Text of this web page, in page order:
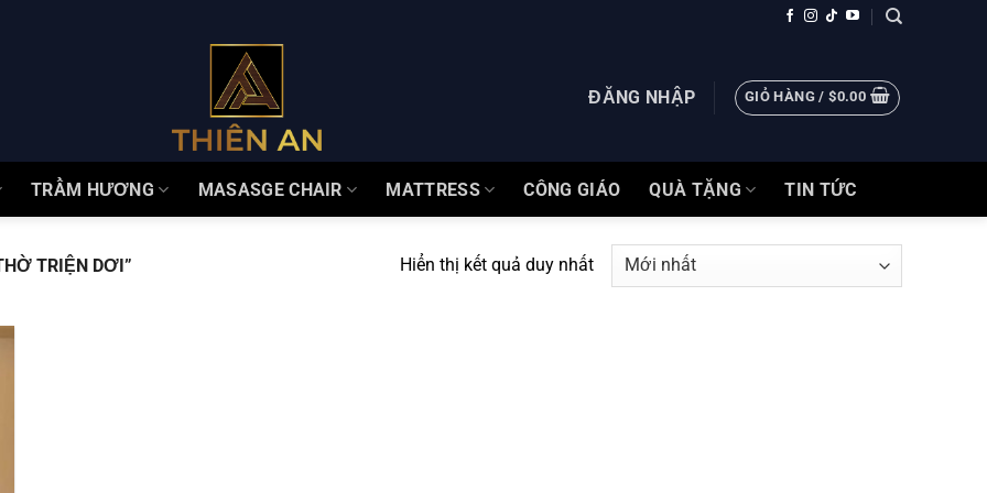
ĐĂNG NHẬP GIỎ HÀNG /$0.00
TRẦM HƯƠNG MASASGE CHAIR MATTRESS CÔNG GIÁO QUÀ TẶNG TIN TỨC
TRIỆN DƠI” Hiển thị kết quả duy nhất